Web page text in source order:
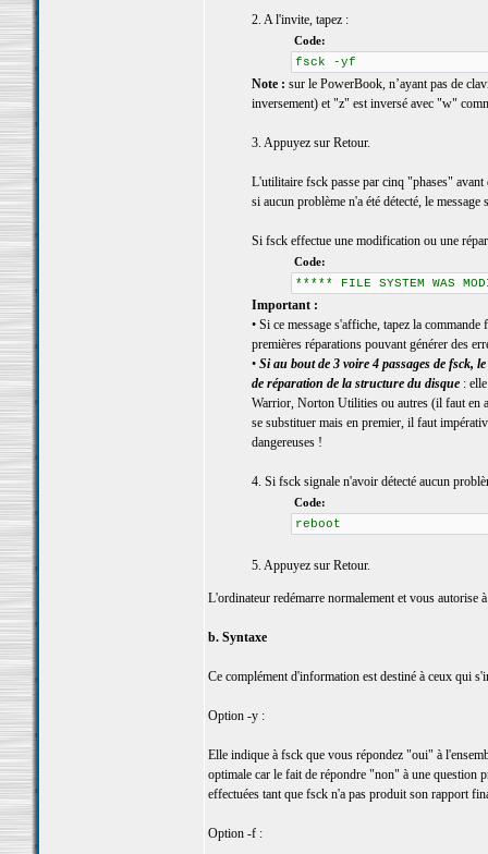
2. A l'invite, tapez :
Code:
fsck -yf
Note : sur le PowerBook, n’ayant pas de
inversement) et "z" est inversé avec "w"
3. Appuyez sur Retour.
L'utilitaire fsck passe par cinq "phases"
si aucun problème n'a été détecté, le
Si fsck effectue une modification ou une
Code:
***** FILE SYSTEM WAS
Important :
• Si ce message s'affiche, tapez la
premières réparations pouvant générer des
• Si au bout de 3 voire 4 passages de
de réparation de la structure du disque: elle
Warrior, Norton Utilities ou autres (il faut en
se substituer mais en premier, il faut
dangereuses !
4. Si fsck signale n'avoir détecté aucun
Code:
reboot
5. Appuyez sur Retour.
L'ordinateur redémarre normalement et vous autorise
b. Syntaxe
Ce complément d'information est destiné à ceux qui
Option -y :
Elle indique à fsck que vous répondez "oui" à
optimale car le fait de répondre "non" à une question
effectuées tant que fsck n'a pas produit son rapport
Option -f :